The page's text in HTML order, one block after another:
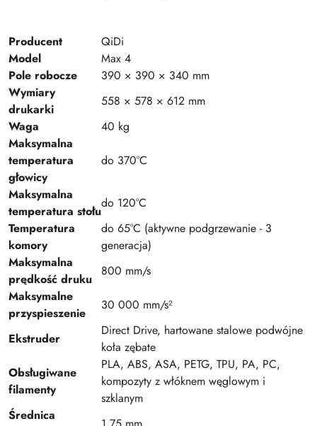
Producent
QiDi
Model
Max 4
Pole robocze
390 × 390 × 340 mm
Wymiary
drukarki
558 × 578 × 612 mm
Waga
40 kg
Maksymalna
temperatura
głowicy
do 370°C
Maksymalna
temperatura stołu
do 120°C
Temperatura
komory
do 65°C (aktywne podgrzewanie - 3
generacja)
Maksymalna
prędkość druku
800 mm/s
Maksymalne
przyspieszenie
30 000 mm/s²
Ekstruder
Direct Drive, hartowane stalowe podwójne
koła zębate
Obsługiwane
filamenty
PLA, ABS, ASA, PETG, TPU, PA, PC,
kompozyty z włóknem węglowym i
szklanym
Średnica